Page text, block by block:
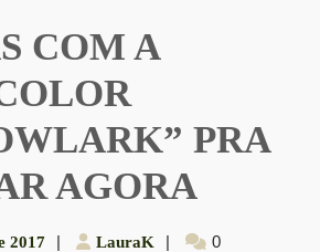
COM A
PRA
AGORA
201729| LauraK LauraK
|
0